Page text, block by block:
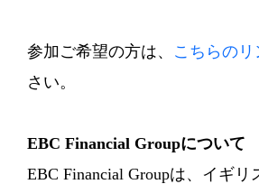
参加ご希望の方は、 こちらのリ
さい。
EBC Financial Groupについて
EBC Financial Groupは、イギ